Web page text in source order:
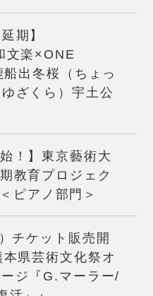
期】
文楽×ONE
出冬桜（ちょっ
ざくら）宇土公
！】東京藝術大
教育プロジェク
ピアノ部門＞
チケット販売開
県芸術文化祭オ
ジ『G.マーラー/